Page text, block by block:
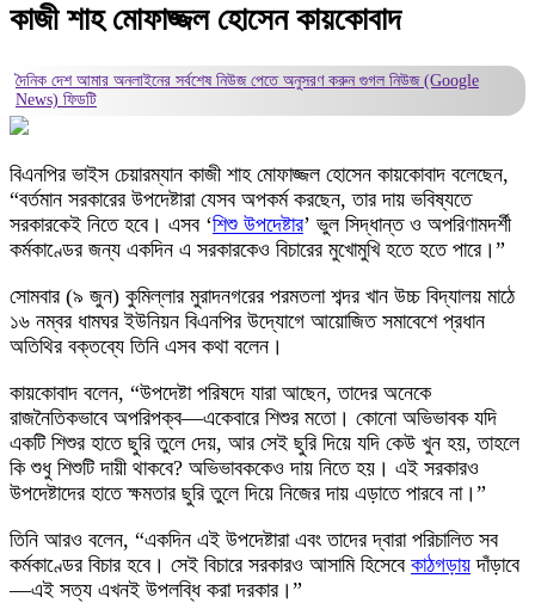
কাজী শাহ মোফাজ্জল হোসেন কায়কোবাদ
দৈনিক দেশ আমার অনলাইনের সর্বশেষ নিউজ পেতে অনুসরণ করুন গুগল নিউজ (Google
News) ফিডটি
বিএনপির ভাইস চেয়ারম্যান কাজী শাহ মোফাজ্জল হোসেন কায়কোবাদ বলেছেন,
“বর্তমান সরকারের উপদেষ্টারা যেসব অপকর্ম করছেন, তার দায় ভবিষ্যতে
সরকারকেই নিতে হবে। এসব ‘শিশু উপদেষ্টার’ ভুল সিদ্ধান্ত ও অপরিণামদর্শী
কর্মকাণ্ডের জন্য একদিন এ সরকারকেও বিচারের মুখোমুখি হতে হতে পারে।”
সোমবার (৯ জুন) কুমিল্লার মুরাদনগরের পরমতলা শব্দর খান উচ্চ বিদ্যালয় মাঠে
১৬ নম্বর ধামঘর ইউনিয়ন বিএনপির উদ্যোগে আয়োজিত সমাবেশে প্রধান
অতিথির বক্তব্যে তিনি এসব কথা বলেন।
কায়কোবাদ বলেন, “উপদেষ্টা পরিষদে যারা আছেন, তাদের অনেকে
রাজনৈতিকভাবে অপরিপক্ব—একেবারে শিশুর মতো। কোনো অভিভাবক যদি
একটি শিশুর হাতে ছুরি তুলে দেয়, আর সেই ছুরি দিয়ে যদি কেউ খুন হয়, তাহলে
কি শুধু শিশুটি দায়ী থাকবে? অভিভাবককেও দায় নিতে হয়। এই সরকারও
উপদেষ্টাদের হাতে ক্ষমতার ছুরি তুলে দিয়ে নিজের দায় এড়াতে পারবে না।”
তিনি আরও বলেন, “একদিন এই উপদেষ্টারা এবং তাদের দ্বারা পরিচালিত সব
কর্মকাণ্ডের বিচার হবে। সেই বিচারে সরকারও আসামি হিসেবে কাঠগড়ায় দাঁড়াবে
—এই সত্য এখনই উপলব্ধি করা দরকার।”